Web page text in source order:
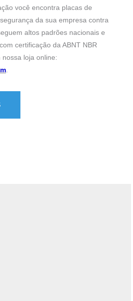
você encontra placas de
da sua empresa contra
altos padrões nacionais e
certificação da ABNT NBR
loja online:
.